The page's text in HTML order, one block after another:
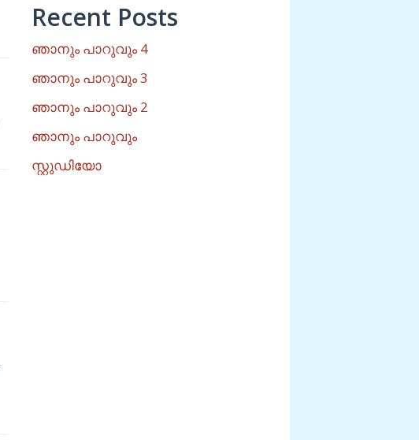
Recent Posts
ഞാനും പാറുവും 4
ഞാനും പാറുവും 3
ഞാനും പാറുവും 2
ഞാനും പാറുവും
സ്റ്റുഡിയോ